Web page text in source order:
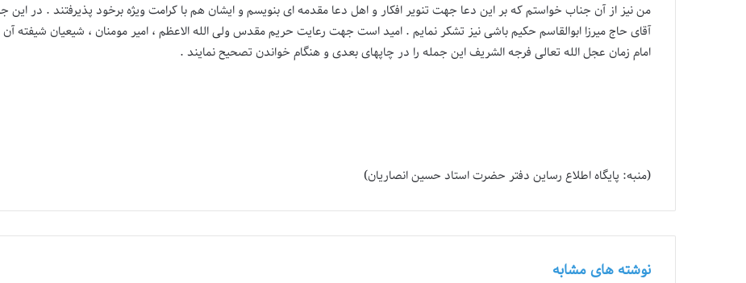
من نیز از آن جناب خواستم که بر این دعا جهت تنویر افکار و اهل دعا مقدمه ای بنویسم و ایشان هم با کرامت ویژه برخود پذیرفتند . در
آقای حاج میرزا ابوالقاسم حکیم باشی نیز تشکر نمایم . امید است جهت رعایت حریم مقدس ولی الله الاعظم ، امیر مومنان ، شیعیان شیفته
امام زمان عجل الله تعالی فرجه الشریف این جمله را در چاپهای بعدی و هنگام خواندن تصحیح نمایند .
(منبه: پایگاه اطلاع رساین دفتر حضرت استاد حسین انصاریان)
نوشته های مشابه